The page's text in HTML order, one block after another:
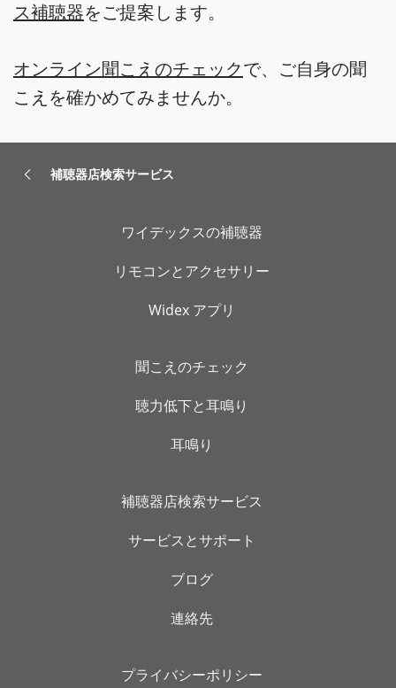
ス補聴器をご提案します。
オンライン聞こえのチェックで、ご自身の聞
こえを確かめてみませんか。
補聴器店検索サービス
ワイデックスの補聴器
リモコンとアクセサリー
Widex アプリ
聞こえのチェック
聴力低下と耳鳴り
耳鳴り
補聴器店検索サービス
サービスとサポート
ブログ
連絡先
プライバシーポリシー